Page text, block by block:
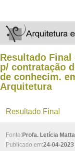
Resultado
p/ contratação
de conhecim.
Arquitetura
Resultado Final
Fonte: Profa. Letícia
Publicado em:24-04-